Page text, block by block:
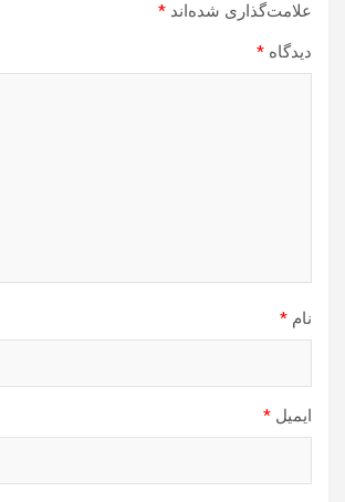
علامت‌گذاری شده‌اند *
دیدگاه *
نام *
ایمیل *